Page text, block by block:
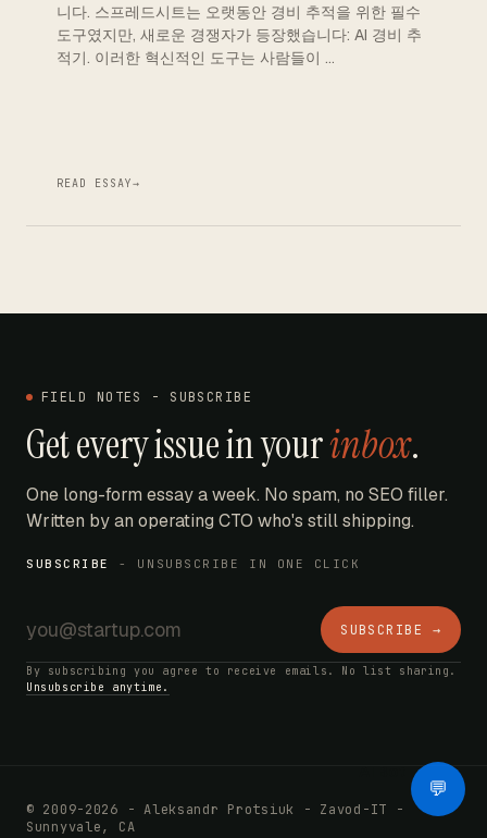
니다. 스프레드시트는 오랫동안 경비 추적을 위한 필수
도구였지만, 새로운 경쟁자가 등장했습니다: AI 경비 추
적기. 이러한 혁신적인 도구는 사람들이 …
READ ESSAY→
FIELD NOTES - SUBSCRIBE
Get every issue in yourinbox.
One long-form essay a week. No spam, no SEO filler.
Written by an operating CTO who's still shipping.
SUBSCRIBE - UNSUBSCRIBE IN ONE CLICK
SUBSCRIBE →
By subscribing you agree to receive emails. No list sharing.
Unsubscribe anytime.
© 2009-2026 - Aleksandr Protsiuk - Zavod-IT -
Sunnyvale, CA
💬